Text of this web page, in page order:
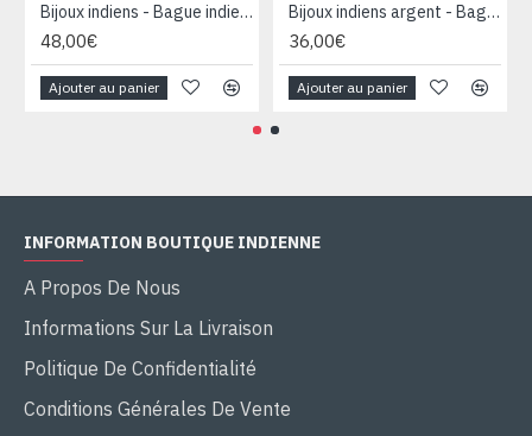
Bijoux indiens - Bague indienne rhodiée Topaze
48,00€
Ajouter au panier
Bijoux indiens argent - Bague indienne oxyde de Zirconium
36,00€
Ajouter au panier
INFORMATION BOUTIQUE INDIENNE
A Propos De Nous
Informations Sur La Livraison
Politique De Confidentialité
Conditions Générales De Vente